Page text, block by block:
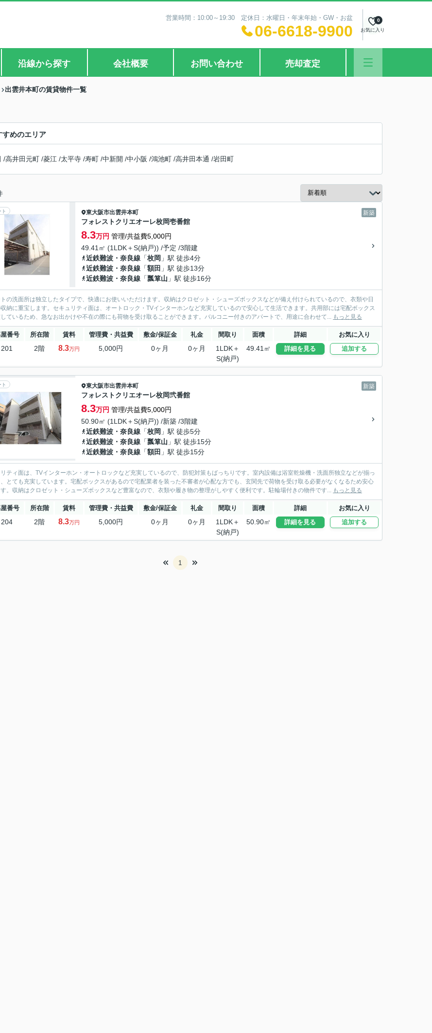
営業時間：10:00～19:30 定休日：水曜日・年末年始・GW・お盆
06-6618-9900 お気に入り
0
沿線から探す 会社概要 お問い合わせ 売却査定
出雲井本町の賃貸物件一覧
すめのエリア
/高井田元町 /菱江 /太平寺 /寿町 /中新開 /中小阪 /鴻池町 /高井田本通 /岩田町
ト 新築
東大阪市出雲井本町
フォレストクリエオーレ枚岡壱番館
8.3万円 管理/共益費5,000円
49.41㎡ (1LDK＋S(納戸)) /予定 /3階建
近鉄難波・奈良線 「枚岡 」駅 徒歩4分
近鉄難波・奈良線 「額田 」駅 徒歩13分
近鉄難波・奈良線 「瓢箪山 」駅 徒歩16分
の洗面所は独立したタイプで、快適にお使いいただけます。収納はクロゼット・シューズボックスなどが備え付けられているので、衣類や日
納に重宝します。セキュリティ面は、オートロック・TVインターホンなど充実しているので安心して生活できます。共用部には宅配ボックス
ているため、急なお出かけや不在の際にも荷物を受け取ることができます。バルコニー付きのアパートで、用途に合わせて... もっと見る
番号 所在階 賃料 管理費・共益費 敷金/保証金 礼金 間取り 面積 詳細 お気に入り
201 2階 8.3万円 5,000円 0ヶ月 0ヶ月
1LDK＋
S(納戸)
49.41㎡ 詳細を見る 追加する
ト 新築
東大阪市出雲井本町
フォレストクリエオーレ枚岡弐番館
8.3万円 管理/共益費5,000円
50.90㎡ (1LDK＋S(納戸)) /新築 /3階建
近鉄難波・奈良線 「枚岡 」駅 徒歩5分
近鉄難波・奈良線 「瓢箪山 」駅 徒歩15分
近鉄難波・奈良線 「額田 」駅 徒歩15分
ティ面は、TVインターホン・オートロックなど充実しているので、防犯対策もばっちりです。室内設備は浴室乾燥機・洗面所独立などが揃っ
とても充実しています。宅配ボックスがあるので宅配業者を装った不審者が心配な方でも、玄関先で荷物を受け取る必要がなくなるため安心
。収納はクロゼット・シューズボックスなど豊富なので、衣類や履き物の整理がしやすく便利です。駐輪場付きの物件です... もっと見る
番号 所在階 賃料 管理費・共益費 敷金/保証金 礼金 間取り 面積 詳細 お気に入り
204 2階 8.3万円 5,000円 0ヶ月 0ヶ月
1LDK＋
S(納戸)
50.90㎡ 詳細を見る 追加する
1